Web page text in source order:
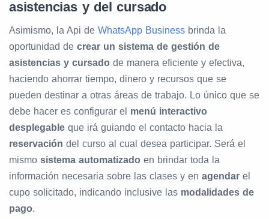
asistencias y del cursado
Asimismo, la Api de WhatsApp Business brinda la
oportunidad de crear un sistema de gestión de
asistencias y cursado de manera eficiente y efectiva,
haciendo ahorrar tiempo, dinero y recursos que se
pueden destinar a otras áreas de trabajo. Lo único que se
debe hacer es configurar el menú interactivo
desplegable que irá guiando el contacto hacia la
reservación del curso al cual desea participar. Será el
mismo sistema automatizado en brindar toda la
información necesaria sobre las clases y en agendar el
cupo solicitado, indicando inclusive las modalidades de
pago.